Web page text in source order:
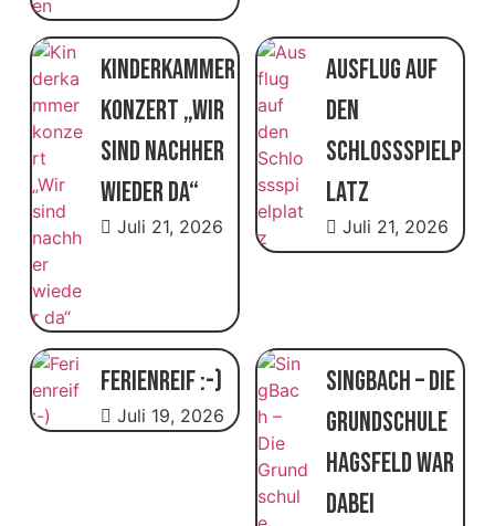
Kinderkammer
konzert „Wir
sind nachher
wieder da“
Juli 21, 2026
Ausflug auf
den
Schlossspielp
latz
Juli 21, 2026
Ferienreif :-)
Juli 19, 2026
SingBach – Die
Grundschule
Hagsfeld war
dabei